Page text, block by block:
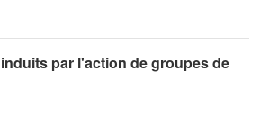
par l'action de groupes de